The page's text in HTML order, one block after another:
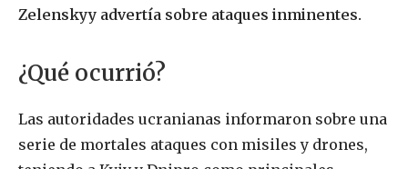
Zelenskyy advertía sobre ataques inminentes.
¿Qué ocurrió?
Las autoridades ucranianas informaron sobre una
serie de mortales ataques con misiles y drones,